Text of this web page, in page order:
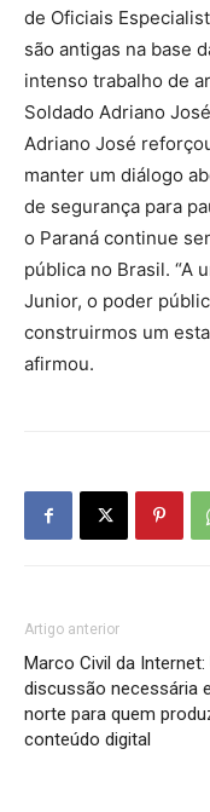
de Oficiais
são antigas na base
intenso trabalho de
Soldado Adriano
Adriano José
manter um diálogo
de segurança para
o Paraná continue
pública no Brasil. “A
Junior, o poder
construirmos um
afirmou.
Artigo anterior
Marco Civil da Internet:
discussão necessária
norte para quem
conteúdo digital